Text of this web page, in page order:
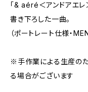
「& aéré＜アンドアエレ
書き下ろした一曲。
（ポートレート仕様・
※手作業による生産のた
る場合がございます